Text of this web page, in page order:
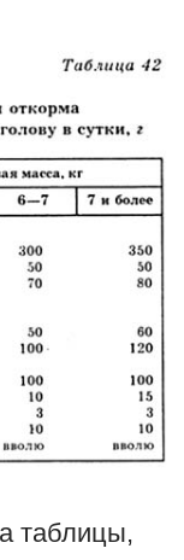
таблицы,